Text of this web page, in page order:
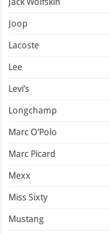
Joop
Lacoste
Lee
Levi’s
Longchamp
Marc O’Polo
Marc Picard
Mexx
Miss Sixty
Mustang